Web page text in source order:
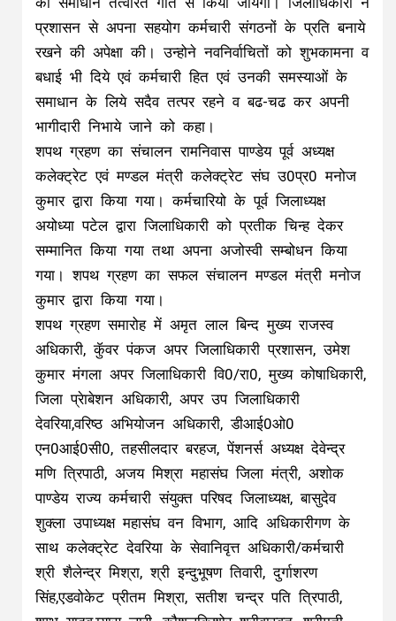
सम्मानित किया गया तथा अपना अजोस्वी सम्बोधन किया
गया। शपथ ग्रहण का सफल संचालन मण्डल मंत्री मनोज
कुमार द्वारा किया गया।
शपथ ग्रहण समारोह में अमृत लाल बिन्द मुख्य राजस्व
अधिकारी, कुॅवर पंकज अपर जिलाधिकारी प्रशासन, उमेश
कुमार मंगला अपर जिलाधिकारी वि0/रा0, मुख्य कोषाधिकारी,
जिला प्रेाबेशन अधिकारी, अपर उप जिलाधिकारी
देवरिया,वरिष्ठ अभियोजन अधिकारी, डीआई0ओ0
एन0आई0सी0, तहसीलदार बरहज, पेंशनर्स अध्यक्ष देवेन्द्र
मणि त्रिपाठी, अजय मिश्रा महासंघ जिला मंत्री, अशोक
पाण्डेय राज्य कर्मचारी संयुक्त परिषद जिलाध्यक्ष, बासुदेव
शुक्ला उपाध्यक्ष महासंघ वन विभाग, आदि अधिकारीगण के
साथ कलेक्ट्रेट देवरिया के सेवानिवृत्त अधिकारी/कर्मचारी
श्री शैलेन्द्र मिश्रा, श्री इन्दुभूषण तिवारी, दुर्गाशरण
सिंह,एडवोकेट प्रीतम मिश्रा, सतीश चन्द्र पति त्रिपाठी,
शम्भू यादव,ग्यास लारी, कौशलकिशोर श्रीवास्वत, श्रीमती
सावित्री देवी आदि के साथ समस्त कलेक्ट्रेट कर्मचारी श्री
नर्वदेश्वर श्रीवास्तव, सुशील श्रीवास्तव, पारसनाथ यादव,
रमाशंकर प्रसाद, दिनेश मणि, मु0अनर भावेश त्रिपाठी, रंजन
पाण्डेय, रानी सिंह, रेनू सिन्हा, राधा देवी, माया चतुर्वेदी,
जितेन्द्र श्रीवास्तव, सौरभ श्रीवास्तव, सरोज श्रीवास्तव,
सैफअली, अजय कुमार, संजय तिवारी, नरेन्द्र चैहान
त्रिविक्रम जायसवाल, साधुशरण, राजेश कुमार, बंशबहादुर
यादव, ह्रदयेश कुमार, अवधेश शर्मा, महेन्द प्रताप, महेन्द्र
कुमार, महबूब आलम, हरेन्द्र मौर्या, रामेन्द्र पाण्डेय, परवेज